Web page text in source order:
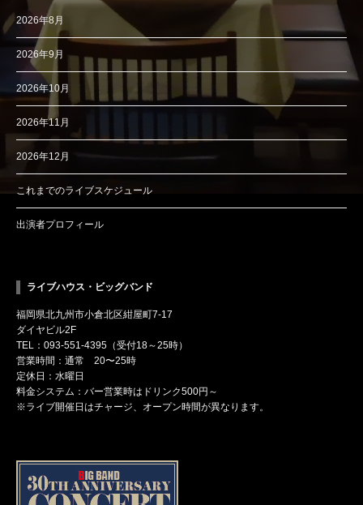
2026年8月
2026年9月
2026年10月
2026年11月
2026年12月
これまでのライブスケジュール
出演者プロフィール
ライブハウス・ビッグバンド
福岡県北九州市小倉北区紺屋町7-17
ダイヤビル2F
TEL：093-551-4395（受付18～25時）
営業時間：通常 20〜25時
定休日：水曜日
料金システム：バー営業時はドリンク500円～
※ライブ開催日はチャージ、オープン時間が異なります。